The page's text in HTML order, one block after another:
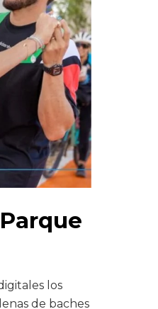
los
de baches